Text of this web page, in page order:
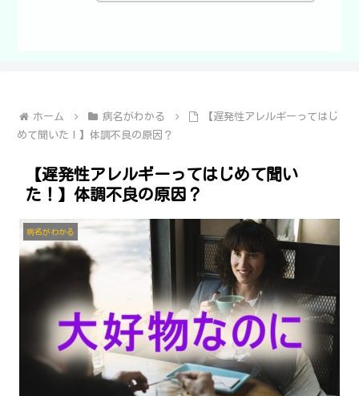
ホーム 病名がわかる
【遅発性アレルギーってはじ
めて聞いた！】体調不良の原因？
【遅発性アレルギーってはじめて聞い
た！】体調不良の原因？
病名がわかる